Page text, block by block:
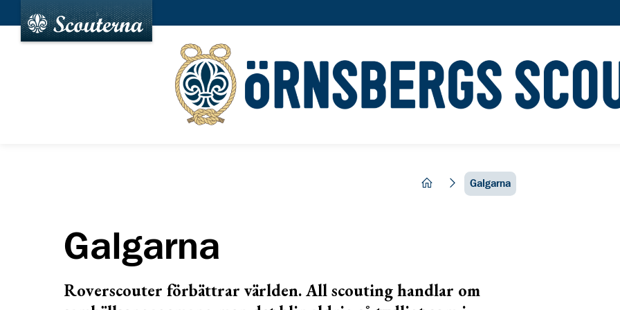
hem Galgarna
Galgarna
Roverscouter förbättrar världen. All scouting handlar om